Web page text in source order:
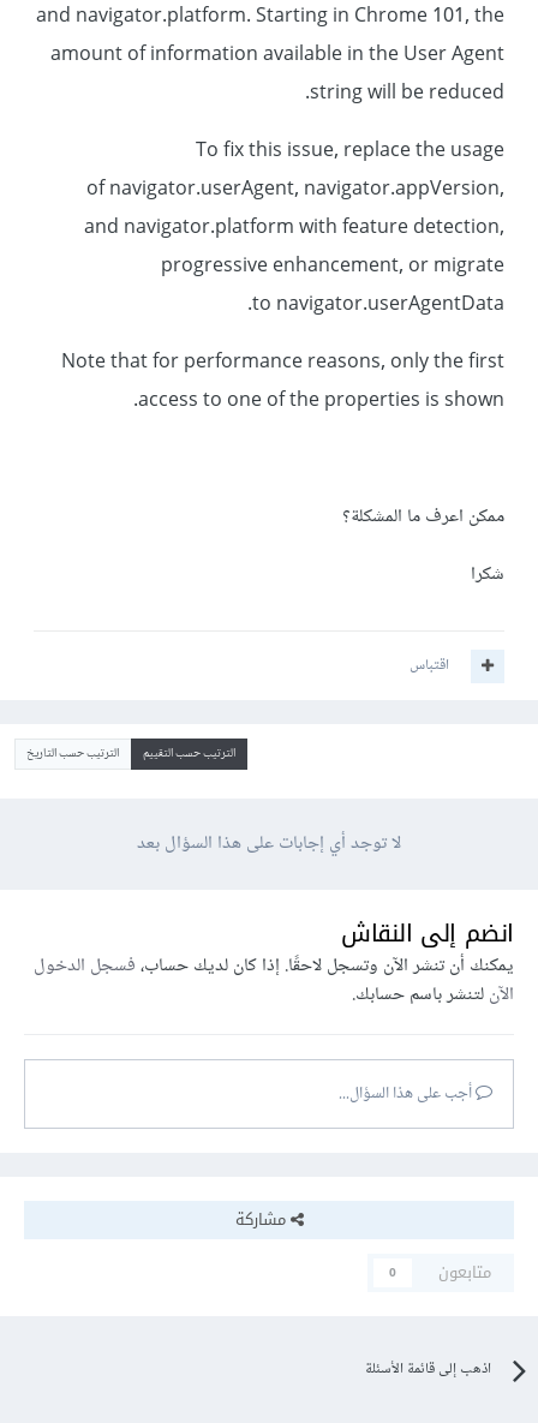
and navigator.platform. Starting in Chrome 101, the
amount of information available in the User Agent
string will be reduced.
To fix this issue, replace the usage
of navigator.userAgent, navigator.appVersion,
and navigator.platform with feature detection,
progressive enhancement, or migrate
to navigator.userAgentData.
Note that for performance reasons, only the first
access to one of the properties is shown.
ممكن اعرف ما المشكلة؟
شكرا
اقتباس
الترتيب حسب التقييم الترتيب حسب التاريخ
لا توجد أي إجابات على هذا السؤال بعد
انضم إلى النقاش
يمكنك أن تنشر الآن وتسجل لاحقًا. إذا كان لديك حساب،فسجل الدخول
الآنلتنشر باسم حسابك.
أجب على هذا السؤال...
مشاركة
متابعون
0
اذهب إلى قائمة الأسئلة